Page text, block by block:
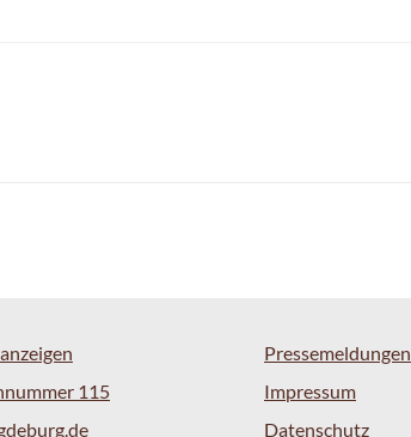
115
Pressemeldungen
Impressum
Datenschutz